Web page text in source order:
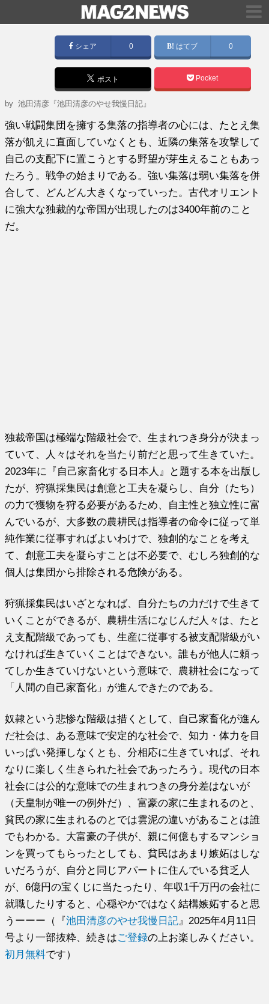
シェア 0 はてブ 0
ポスト Pocket
by池田清彦『池田清彦のやせ我慢日記』
強い戦闘集団を擁する集落の指導者の心には、たとえ集
落が飢えに直面していなくとも、近隣の集落を攻撃して
自己の支配下に置こうとする野望が芽生えることもあっ
たろう。戦争の始まりである。強い集落は弱い集落を併
合して、どんどん大きくなっていった。古代オリエント
に強大な独裁的な帝国が出現したのは3400年前のこと
だ。
独裁帝国は極端な階級社会で、生まれつき身分が決まっ
ていて、人々はそれを当たり前だと思って生きていた。
2023年に『自己家畜化する日本人』と題する本を出版し
たが、狩猟採集民は創意と工夫を凝らし、自分（たち）
の力で獲物を狩る必要があるため、自主性と独立性に富
んでいるが、大多数の農耕民は指導者の命令に従って単
純作業に従事すればよいわけで、独創的なことを考え
て、創意工夫を凝らすことは不必要で、むしろ独創的な
個人は集団から排除される危険がある。
狩猟採集民はいざとなれば、自分たちの力だけで生きて
いくことができるが、農耕生活になじんだ人々は、たと
え支配階級であっても、生産に従事する被支配階級がい
なければ生きていくことはできない。誰もが他人に頼っ
てしか生きていけないという意味で、農耕社会になって
「人間の自己家畜化」が進んできたのである。
奴隷という悲惨な階級は措くとして、自己家畜化が進ん
だ社会は、ある意味で安定的な社会で、知力・体力を目
いっぱい発揮しなくとも、分相応に生きていれば、それ
なりに楽しく生きられた社会であったろう。現代の日本
社会には公的な意味での生まれつきの身分差はないが
（天皇制が唯一の例外だ）、富豪の家に生まれるのと、
貧民の家に生まれるのとでは雲泥の違いがあることは誰
でもわかる。大富豪の子供が、親に何億もするマンショ
ンを買ってもらったとしても、貧民はあまり嫉妬はしな
いだろうが、自分と同じアパートに住んでいる貧乏人
が、6億円の宝くじに当たったり、年収1千万円の会社に
就職したりすると、心穏やかではなく結構嫉妬すると思
うーーー（『池田清彦のやせ我慢日記 』2025年4月11日
号より一部抜粋、続きはご登録の上お楽しみください。
初月無料です）